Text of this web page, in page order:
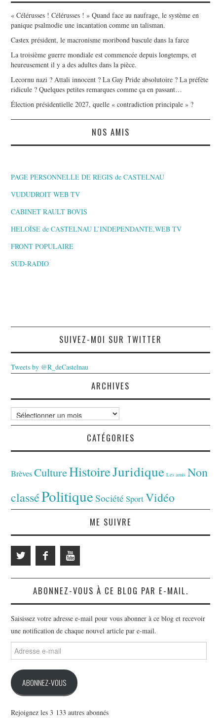
« Célérusses ! Célérusses ! » Quand face au naufrage, le système en
panique psalmodie une incantation comme un talisman.
Castex président, le macronisme moribond bascule dans la farce
La troisième guerre mondiale est commencée depuis longtemps, et
heureusement il y a des adultes dans la pièce.
Lecornu nazi ? Attali innocent ? La Gay Pride absolutoire ? La préfète
ridicule ? Quelques petites remarques comme ça en passant…
Élection présidentielle 2027, quelle « contradiction principale » ?
NOS AMIS
PAGE PERSONNELLE DE REGIS de CASTELNAU
VUDUDROIT WEB TV
CABINET RAULT BOVIS
HELOÏSE de CASTELNAU L’INDEPENDANTE,WEB TV
FRONT POPULAIRE
SUD-RADIO
SUIVEZ-MOI SUR TWITTER
Tweets by @R_deCastelnau
ARCHIVES
Archives
CATÉGORIES
Brèves CultureHistoireJuridique Les amis Non
classéPolitiqueSociété SportVidéo
ME SUIVRE
ABONNEZ-VOUS À CE BLOG PAR E-MAIL.
Saisissez votre adresse e-mail pour vous abonner à ce blog et recevoir
une notification de chaque nouvel article par e-mail.
Adresse
e-
ABONNEZ-VOUS
Rejoignez les 3 133 autres abonnés